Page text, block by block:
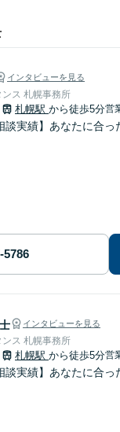
インタビューを見る
ス 札幌事務所
札幌駅 から徒歩5分営
談実績】あなたに合
インタビューを見る
ス 札幌事務所
札幌駅 から徒歩5分営
談実績】あなたに合